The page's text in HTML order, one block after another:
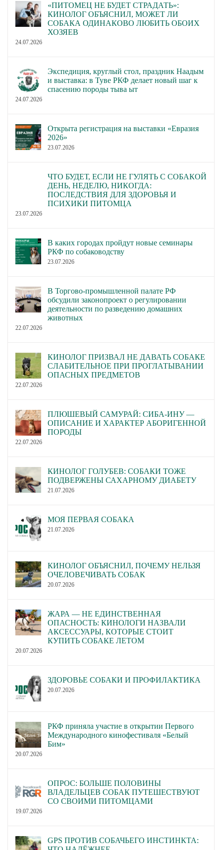
«ПИТОМЕЦ НЕ БУДЕТ СТРАДАТЬ»:
КИНОЛОГ ОБЪЯСНИЛ, МОЖЕТ ЛИ
СОБАКА ОДИНАКОВО ЛЮБИТЬ ОБОИХ
ХОЗЯЕВ
24.07.2026
Экспедиция, круглый стол, праздник Наадым
и выставка: в Туве РКФ делает новый шаг к
спасению породы тыва ыт
24.07.2026
Открыта регистрация на выставки «Евразия
2026»
23.07.2026
ЧТО БУДЕТ, ЕСЛИ НЕ ГУЛЯТЬ С СОБАКОЙ
ДЕНЬ, НЕДЕЛЮ, НИКОГДА:
ПОСЛЕДСТВИЯ ДЛЯ ЗДОРОВЬЯ И
ПСИХИКИ ПИТОМЦА
23.07.2026
В каких городах пройдут новые семинары
РКФ по собаководству
23.07.2026
В Торгово-промышленной палате РФ
обсудили законопроект о регулировании
деятельности по разведению домашних
животных
22.07.2026
КИНОЛОГ ПРИЗВАЛ НЕ ДАВАТЬ СОБАКЕ
СЛАБИТЕЛЬНОЕ ПРИ ПРОГЛАТЫВАНИИ
ОПАСНЫХ ПРЕДМЕТОВ
22.07.2026
ПЛЮШЕВЫЙ САМУРАЙ: СИБА-ИНУ —
ОПИСАНИЕ И ХАРАКТЕР АБОРИГЕННОЙ
ПОРОДЫ
22.07.2026
КИНОЛОГ ГОЛУБЕВ: СОБАКИ ТОЖЕ
ПОДВЕРЖЕНЫ САХАРНОМУ ДИАБЕТУ
21.07.2026
МОЯ ПЕРВАЯ СОБАКА
21.07.2026
КИНОЛОГ ОБЪЯСНИЛ, ПОЧЕМУ НЕЛЬЗЯ
ОЧЕЛОВЕЧИВАТЬ СОБАК
20.07.2026
ЖАРА — НЕ ЕДИНСТВЕННАЯ
ОПАСНОСТЬ: КИНОЛОГИ НАЗВАЛИ
АКСЕССУАРЫ, КОТОРЫЕ СТОИТ
КУПИТЬ СОБАКЕ ЛЕТОМ
20.07.2026
ЗДОРОВЬЕ СОБАКИ И ПРОФИЛАКТИКА
20.07.2026
РКФ приняла участие в открытии Первого
Международного кинофестиваля «Белый
Бим»
20.07.2026
ОПРОС: БОЛЬШЕ ПОЛОВИНЫ
ВЛАДЕЛЬЦЕВ СОБАК ПУТЕШЕСТВУЮТ
СО СВОИМИ ПИТОМЦАМИ
19.07.2026
GPS ПРОТИВ СОБАЧЬЕГО ИНСТИНКТА: